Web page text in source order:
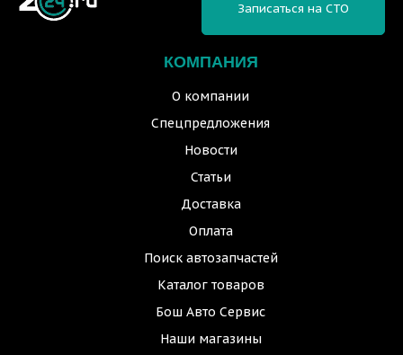
КОМПАНИЯ
О компании
Спецпредложения
Новости
Статьи
Доставка
Оплата
Поиск автозапчастей
Каталог товаров
Бош Авто Сервис
Наши магазины
Записаться на СТО